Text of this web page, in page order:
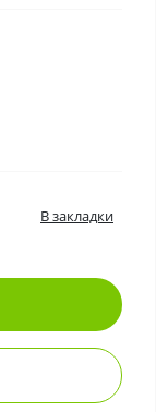
В закладки